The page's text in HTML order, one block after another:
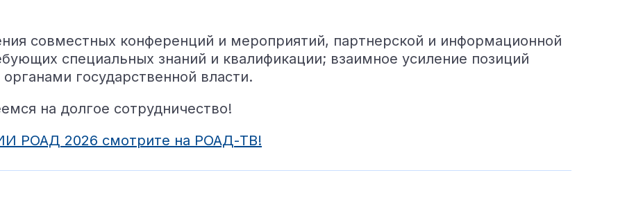
совместных конференций и мероприятий, партнерской и информационной
специальных знаний и квалификации; взаимное усиление позиций
государственной власти.
на долгое сотрудничество!
РОАД 2026 смотрите на РОАД-ТВ!